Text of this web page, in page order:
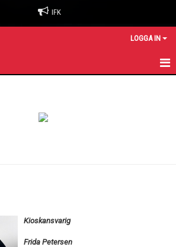
IFK
LOGGA IN
Kioskansvarig
Frida Petersen